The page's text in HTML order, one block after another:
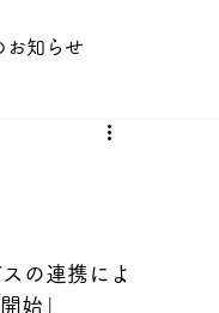
お知らせ
エコレンジャー
の連携によ
始」